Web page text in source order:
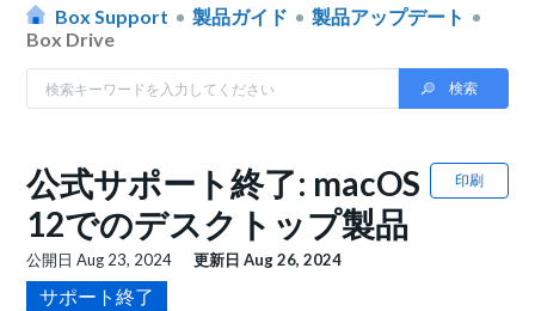
Box Support 製品ガイド
製品アップデート
Box Drive
印刷
公式サポート終了: macOS
12でのデスクトップ製品
公開日Aug 23, 2024 更新日Aug 26, 2024
サポート終了